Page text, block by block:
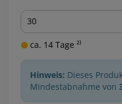
Menge
ca. 14 Tage ²⁾
Hinweis: Dieses
Mindestabnahme von